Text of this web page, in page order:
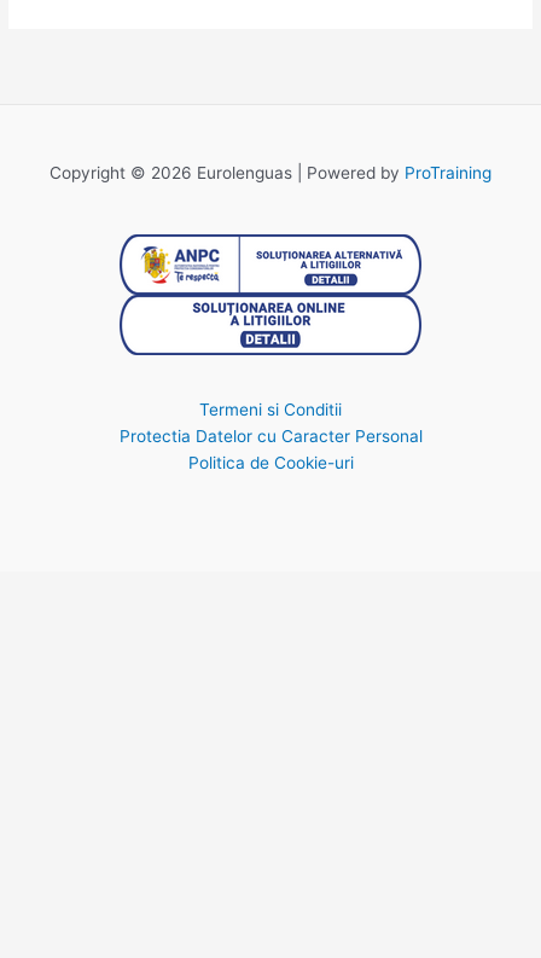
Copyright © 2026 Eurolenguas | Powered by ProTraining
Termeni si Conditii
Protectia Datelor cu Caracter Personal
Politica de Cookie-uri